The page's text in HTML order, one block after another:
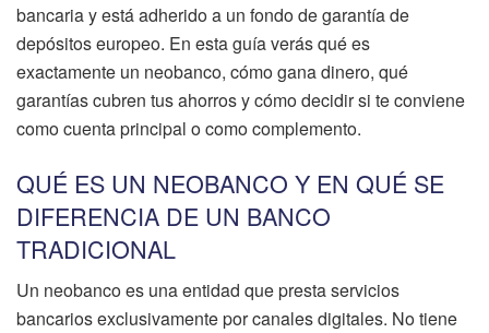
bancaria y está adherido a un fondo de garantía de
depósitos europeo. En esta guía verás qué es
exactamente un neobanco, cómo gana dinero, qué
garantías cubren tus ahorros y cómo decidir si te conviene
como cuenta principal o como complemento.
QUÉ ES UN NEOBANCO Y EN QUÉ SE
DIFERENCIA DE UN BANCO
TRADICIONAL
Un neobanco es una entidad que presta servicios
bancarios exclusivamente por canales digitales. No tiene